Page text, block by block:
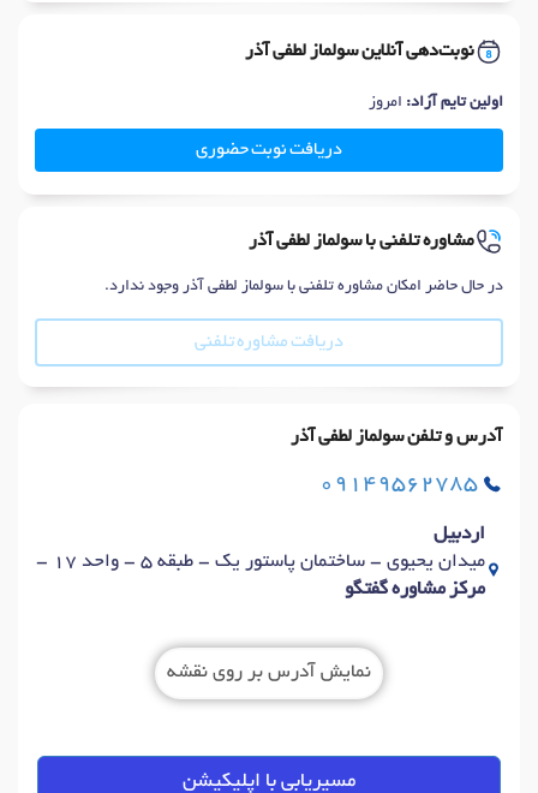
نوبت‌دهی آنلاین سولماز لطفی آذر
اولین تایم آزاد: امروز
دریافت نوبت حضوری
مشاوره تلفنی با سولماز لطفی آذر
در حال حاضر امکان مشاوره تلفنی با سولماز لطفی آذر وجود ندارد.
دریافت مشاوره تلفنی
آدرس و تلفن سولماز لطفی آذر
09149562785
اردبیل
میدان یحیوی - ساختمان پاستور یک - طبقه 5 - واحد 17 -
مرکز مشاوره گفتگو
نمایش آدرس بر روی نقشه
مسیریابی با اپلیکیشن